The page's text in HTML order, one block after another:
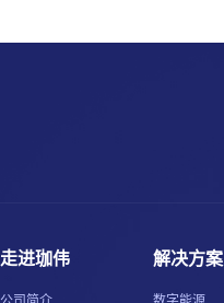
走进珈伟 解决方案